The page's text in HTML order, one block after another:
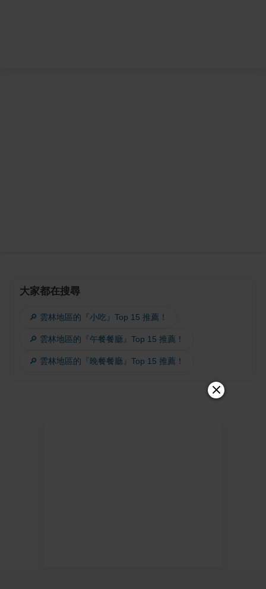
大家都在搜尋
🔎 雲林地區的『小吃』Top 15 推薦！
🔎 雲林地區的『午餐餐廳』Top 15 推薦！
🔎 雲林地區的『晚餐餐廳』Top 15 推薦！